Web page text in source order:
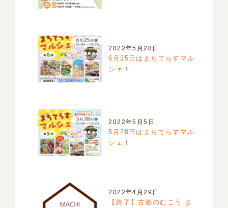
2022年5月28日
6月25日はまちてらすマル
シェ！
2022年5月5日
5月28日はまちてらすマル
シェ！
2022年4月29日
【終了】古都のむこう ま